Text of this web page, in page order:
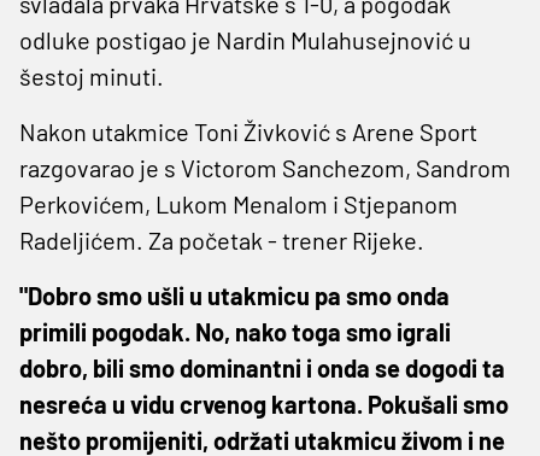
odluke postigao je Nardin Mulahusejnović u
šestoj minuti.
Nakon utakmice Toni Živković s Arene Sport
razgovarao je s Victorom Sanchezom, Sandrom
Perkovićem, Lukom Menalom i Stjepanom
Radeljićem. Za početak - trener Rijeke.
"Dobro smo ušli u utakmicu pa smo onda
primili pogodak. No, nako toga smo igrali
dobro, bili smo dominantni i onda se dogodi ta
nesreća u vidu crvenog kartona. Pokušali smo
nešto promijeniti, održati utakmicu živom i ne